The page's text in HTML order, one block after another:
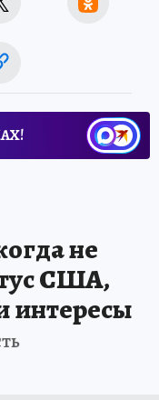
не
США,
интересы